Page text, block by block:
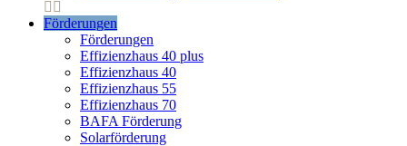
Förderungen
Förderungen
Effizienzhaus 40 plus
Effizienzhaus 40
Effizienzhaus 55
Effizienzhaus 70
BAFA Förderung
Solarförderung